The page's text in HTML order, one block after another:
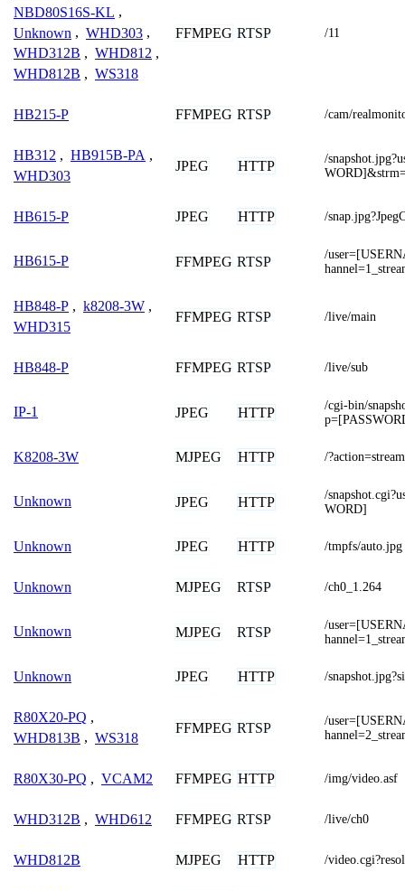
NBD80S16S-KL ,
Unknown , WHD303 ,
WHD312B , WHD812 ,
WHD812B , WS318
FFMPEG RTSP /11
HB215-P FFMPEG RTSP /cam/
HB312 , HB915B-PA ,
WHD303
JPEG HTTP
/
HB615-P JPEG HTTP /
HB615-P FFMPEG RTSP
/
HB848-P , k8208-3W ,
WHD315
FFMPEG RTSP /live/main
HB848-P FFMPEG RTSP /live/sub
IP-1 JPEG HTTP
/cgi-bin/
K8208-3W MJPEG HTTP /?action=stream
Unknown JPEG HTTP
/
WORD]
Unknown JPEG HTTP /tmpfs/auto.jpg
Unknown MJPEG RTSP /ch0_1.264
Unknown MJPEG RTSP
/
Unknown JPEG HTTP /
R80X20-PQ ,
WHD813B , WS318
FFMPEG RTSP
/
R80X30-PQ , VCAM2 FFMPEG HTTP /img/video.asf
WHD312B , WHD612 FFMPEG RTSP /live/ch0
WHD812B MJPEG HTTP /